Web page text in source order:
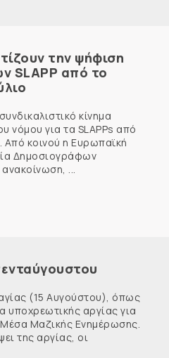
την ψήφιση
SLAPP από το
κίνημα
νόμου για τα SLAPPs από
Από κοινού η Ευρωπαϊκή
Δημοσιογράφων
...
(15 Αυγούστου), όπως
υποχρεωτικής αργίας για
Μαζικής Ενημέρωσης.
της αργίας, οι